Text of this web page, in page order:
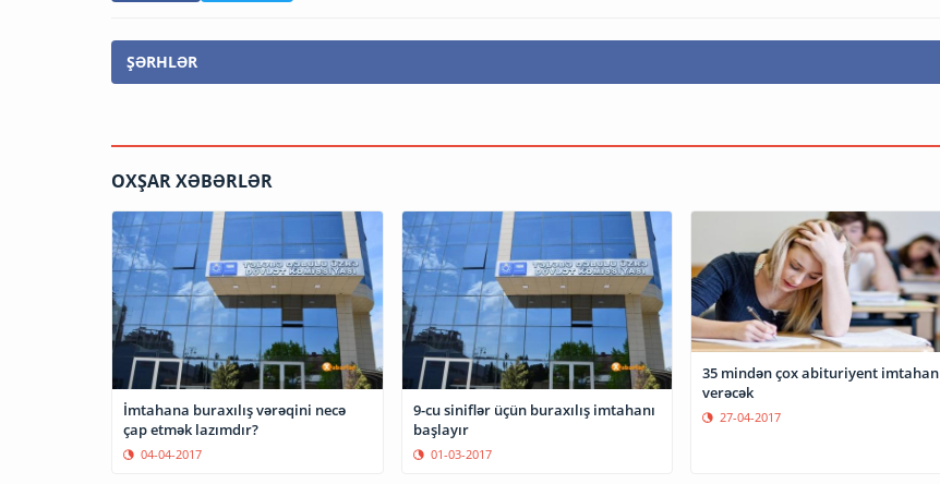
ŞƏRHLƏR
OXŞAR XƏBƏRLƏR
İmtahana buraxılış vərəqini necə
çap etmək lazımdır?
04-04-2017
9-cu siniflər üçün buraxılış imtahanı
başlayır
01-03-2017
35 mindən çox abituriyent imtahan
verəcək
27-04-2017